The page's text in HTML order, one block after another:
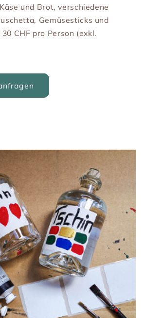
und Brot, verschiedene
Gemüsesticks und
CHF pro Person (exkl.